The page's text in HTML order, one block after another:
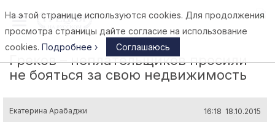
Афины
Греков – неплательщиков просили
не бояться за свою недвижимость
Екатерина Арабаджи 16:18 18.10.2015
На этой странице используются cookies. Для продолжения
просмотра страницы дайте согласие на использование
cookies. Подробнее › Соглашаюсь